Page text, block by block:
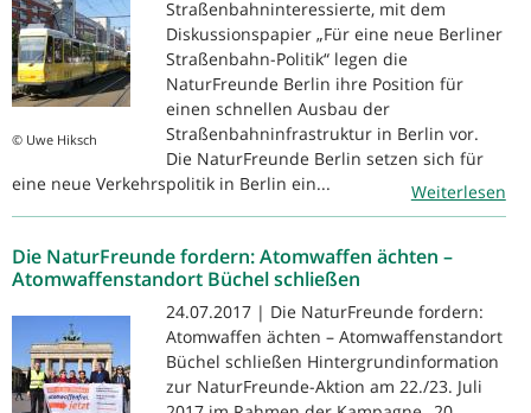
© Uwe Hiksch
Straßenbahninteressierte, mit dem
Diskussionspapier „Für eine neue Berliner
Straßenbahn-Politik“ legen die
NaturFreunde Berlin ihre Position für
einen schnellen Ausbau der
Straßenbahninfrastruktur in Berlin vor.
Die NaturFreunde Berlin setzen sich für
eine neue Verkehrspolitik in Berlin ein...
Weiterlesen
Die NaturFreunde fordern: Atomwaffen ächten –
Atomwaffenstandort Büchel schließen
24.07.2017 | Die NaturFreunde fordern:
Atomwaffen ächten – Atomwaffenstandort
Büchel schließen Hintergrundinformation
zur NaturFreunde-Aktion am 22./23. Juli